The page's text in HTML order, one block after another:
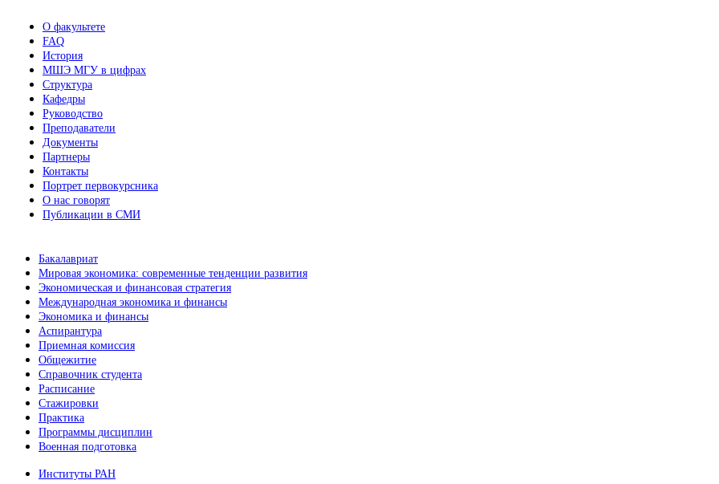
О факультете
FAQ
История
МШЭ МГУ в цифрах
Структура
Кафедры
Руководство
Преподаватели
Документы
Партнеры
Контакты
Портрет первокурсника
О нас говорят
Публикации в СМИ
Бакалавриат
Мировая экономика: современные тенденции развития
Экономическая и финансовая стратегия
Международная экономика и финансы
Экономика и финансы
Аспирантура
Приемная комиссия
Общежитие
Справочник студента
Расписание
Стажировки
Практика
Программы дисциплин
Военная подготовка
Институты РАН